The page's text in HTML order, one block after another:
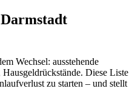
Wechsel: ausstehende
Diese Liste
zu starten – und stellt